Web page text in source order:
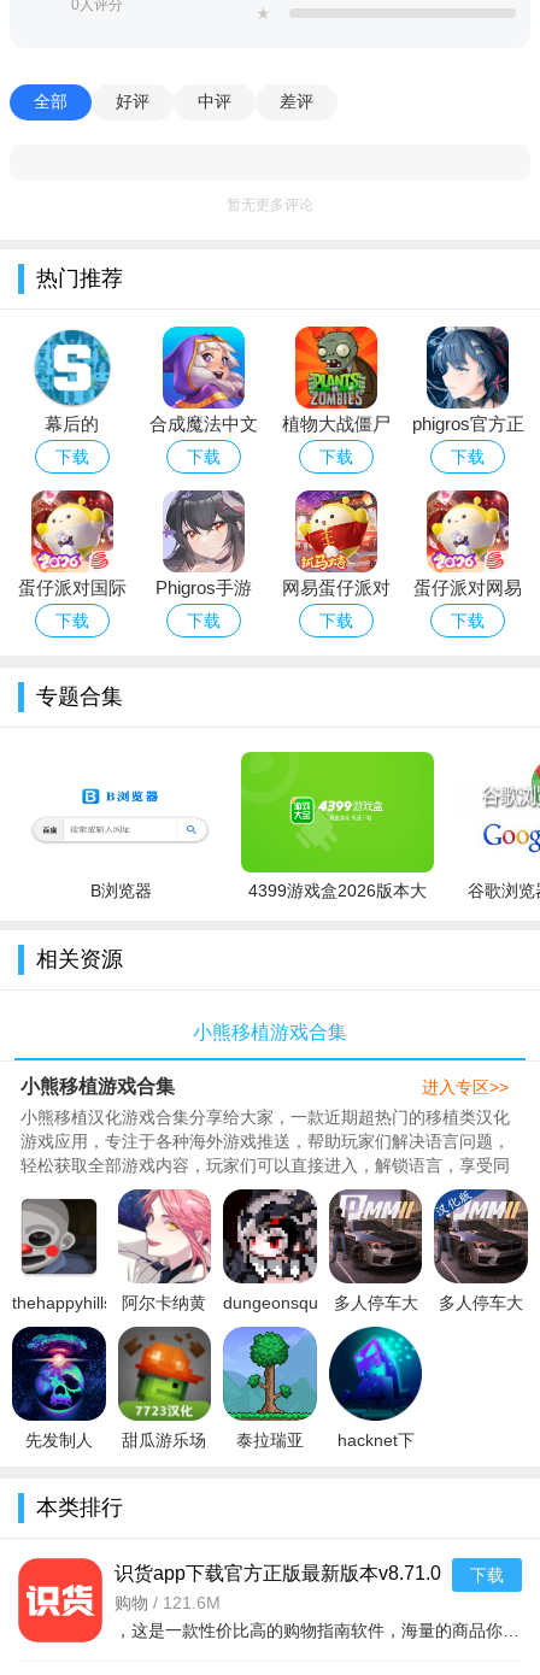
2、也可扩充军备，侦察敌情，建立自动化防御系统来保障自
3、你可以通过周密的研究获得全新策略，从而在与他国的谈
4、还是施加压力，以武力来接管世界，一切你说了算！
5、接下来，国家的命运完全掌握在你的手中，你的一举一
动、每一个决定都与国家的前途和命运息息相关，是以和平外交
的方式，保持世界和平；
6、在游戏中，玩家首先要选择一个所属国家，你可以选择朝
鲜这样神秘又奇葩的集权国家，也可选择像美利坚一样的超级“民
主”大国。
游戏特色：
1、简单的游戏玩法，多种难度选择，游戏的耐玩性非常高。
2、游戏充满了未知的因素，玩家可以尽情探索。
3、你建造的基地需要相互配合，你不仅要建造还要进行防
4、用策略与胆识来保卫国家，非常丰富的游戏内容。
0人评分 ★
全部 好评 中评 差评
暂无更多评论
热门推荐
幕后的
Nextbots沙盒
游戏安卓最新
版本
下载
合成魔法中文
版
下载
植物大战僵尸
经典版下载安
装免费
下载
phigros官方正
版下载2026最
新版安卓版
下载
蛋仔派对国际
服Eggy Party
版
下载
Phigros手游
官方下载最新
下载
网易蛋仔派对
游戏免费版下
下载
蛋仔派对网易
版下载安卓正
下载
专题合集
B浏览器
4399游戏盒2026版本大
谷歌浏览
相关资源
小熊移植游戏合集
小熊移植游戏合集
小熊移植汉化游戏合集分享给大家，一款近期超热门的移植类汉化
游戏应用，专注于各种海外游戏推送，帮助玩家们解决语言问题，
轻松获取全部游戏内容，玩家们可以直接进入，解锁语言，享受同
等游戏玩法，尽情享受热门游戏的乐趣，还能够获取更多的游戏技
能，收集更多的角色，289特别整理了小熊移植游戏下载，小熊汉
化组移植安卓rpg，小熊移植安卓游戏下载等所有版本，希望满足大
家的游戏需求！..
进入专区>>
thehappyhillshomicide
手机版下载
中文2023最
新版v1.0安
阿尔卡纳黄
昏
ArcanaTwilight
游戏下载
2022中文免
费版v1.4.4
官
dungeonsquad
地牢小队下
载2023最新
版v0.93.5最
新版
多人停车大
师2联机版
下载中文手
机版v1.3.2
官方正版
多人停车大
先发制人
载2022最新
文版
甜瓜游乐场
泰拉瑞亚
版
hacknet下
版
本类排行
识货app下载官方正版最新版本v8.71.0
安卓版
购物 / 121.6M
下载